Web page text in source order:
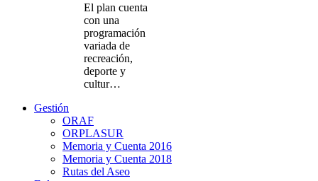
El plan cuenta
con una
programación
variada de
recreación,
deporte y
cultur…
Gestión
ORAF
ORPLASUR
Memoria y Cuenta 2016
Memoria y Cuenta 2018
Rutas del Aseo